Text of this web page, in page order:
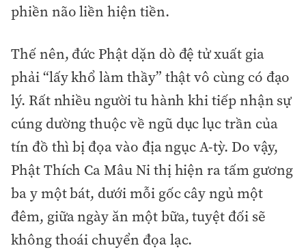
phiền não liền hiện tiền.
Thế nên, đức Phật dặn dò đệ tử xuất gia
phải “lấy khổ làm thầy” thật vô cùng có đạo
lý. Rất nhiều người tu hành khi tiếp nhận sự
cúng dường thuộc về ngũ dục lục trần của
tín đồ thì bị đọa vào địa ngục A-tỳ. Do vậy,
Phật Thích Ca Mâu Ni thị hiện ra tấm gương
ba y một bát, dưới mỗi gốc cây ngủ một
đêm, giữa ngày ăn một bữa, tuyệt đối sẽ
không thoái chuyển đọa lạc.